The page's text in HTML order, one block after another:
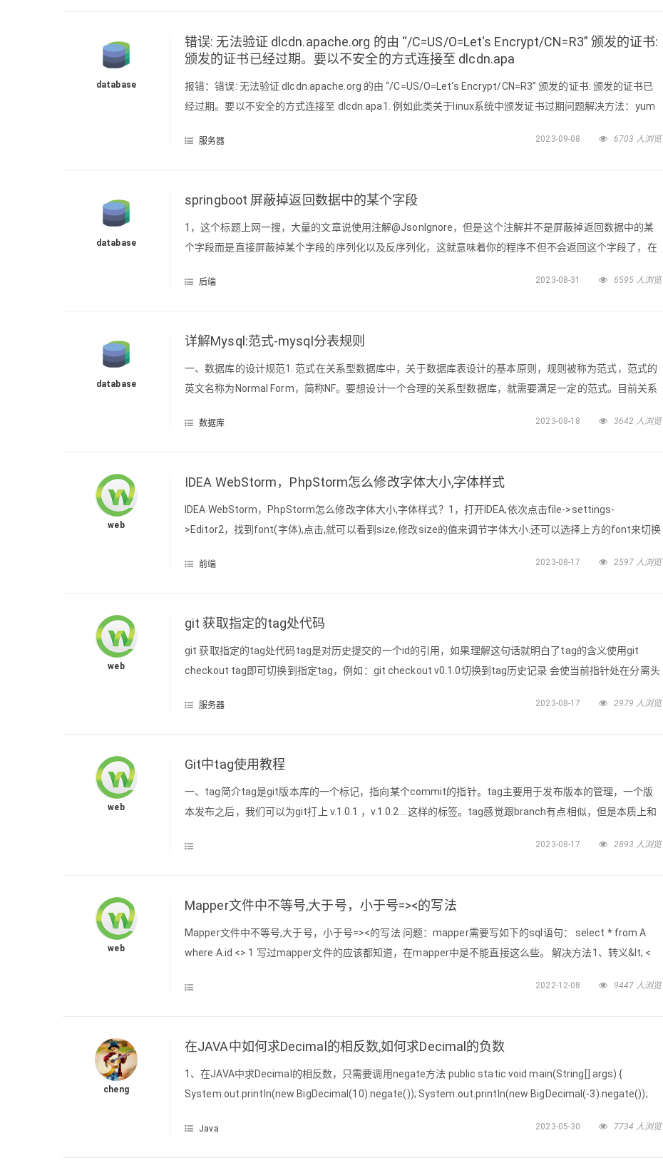
database
错误: 无法验证 dlcdn.apache.org 的由 “/C=US/O=Let‘s Encrypt/CN=R3” 颁发的证书:
颁发的证书已经过期。要以不安全的方式连接至 dlcdn.apa
报错：错误: 无法验证 dlcdn.apache.org 的由 “/C=US/O=Let‘s Encrypt/CN=R3” 颁发的证书: 颁发的证书已
经过期。要以不安全的方式连接至 dlcdn.apa1. 例如此类关于linux系统中颁发证书过期问题解决方法：yum
服务器 2023-09-08 6703 人浏览
database
springboot 屏蔽掉返回数据中的某个字段
1，这个标题上网一搜，大量的文章说使用注解@JsonIgnore，但是这个注解并不是屏蔽掉返回数据中的某
个字段而是直接屏蔽掉某个字段的序列化以及反序列化，这就意味着你的程序不但不会返回这个字段了，在
验证）据说这个问题是jackson2.6开始的 但是我用的事1.8.8版本........在新
后端 2023-08-31 6595 人浏览
database
详解Mysql:范式-mysql分表规则
一、数据库的设计规范1. 范式在关系型数据库中，关于数据库表设计的基本原则，规则被称为范式，范式的
英文名称为Normal Form，简称NF。要想设计一个合理的关系型数据库，就需要满足一定的范式。目前关系
（3NF），巴斯科德范式（BCNF），第四范式（4NF），第五范式（5NF，又称完美范式）。数据库
数据库 2023-08-18 3642 人浏览
web
IDEA WebStorm，PhpStorm怎么修改字体大小,字体样式
IDEA WebStorm，PhpStorm怎么修改字体大小,字体样式？1，打开IDEA,依次点击file->settings-
>Editor2，找到font(字体),点击,就可以看到size,修改size的值来调节字体大小.还可以选择上方的font来切换
前端 2023-08-17 2597 人浏览
web
git 获取指定的tag处代码
git 获取指定的tag处代码tag是对历史提交的一个id的引用，如果理解这句话就明白了tag的含义使用git
checkout tag即可切换到指定tag，例如：git checkout v0.1.0切换到tag历史记录 会使当前指针处在分离头
果需要修改可以尝试git checkout -b branc
服务器 2023-08-17 2979 人浏览
web
Git中tag使用教程
一、tag简介tag是git版本库的一个标记，指向某个commit的指针。tag主要用于发布版本的管理，一个版
本发布之后，我们可以为git打上 v.1.0.1 ，v.1.0.2 …这样的标签。tag感觉跟branch有点相似，但是本质上和
成的一根线，有一个HEAD 指针，是可以依靠 H
2023-08-17 2893 人浏览
web
Mapper文件中不等号,大于号，小于号=><的写法
Mapper文件中不等号,大于号，小于号=><的写法 问题：mapper需要写如下的sql语句： select * from A
where A.id <> 1 写过mapper文件的应该都知道，在mapper中是不能直接这么些。 解决方法1、转义&lt; <
2022-12-08 9447 人浏览
cheng
在JAVA中如何求Decimal的相反数,如何求Decimal的负数
1、在JAVA中求Decimal的相反数，只需要调用negate方法 public static void main(String[] args) {
System.out.println(new BigDecimal(10).negate()); System.out.println(new BigDecimal(-3).negate());
Java 2023-05-30 7734 人浏览